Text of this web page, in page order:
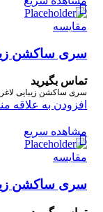
مقایسه
سری ساکشن
تماس بگیرید
سری ساکشن زیبایی لاغری
افزودن به علاقه
مشاهده سریع
مقایسه
سری ساکشن